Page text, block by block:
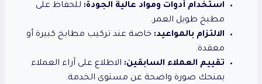
استخدام أدوات ومواد عالية الجودة: للحفاظ على
مطبخ طويل العمر.
الالتزام بالمواعيد: خاصة عند تركيب مطابخ كبيرة أو
معقدة.
تقييم العملاء السابقين: الاطلاع على آراء العملاء
يمنحك صورة واضحة عن مستوى الخدمة.